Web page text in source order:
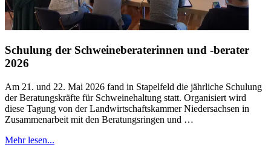
Schulung der Schweineberaterinnen und -berater
2026
Am 21. und 22. Mai 2026 fand in Stapelfeld die jährliche Schulung
der Beratungskräfte für Schweinehaltung statt. Organisiert wird
diese Tagung von der Landwirtschaftskammer Niedersachsen in
Zusammenarbeit mit den Beratungsringen und …
Mehr lesen...